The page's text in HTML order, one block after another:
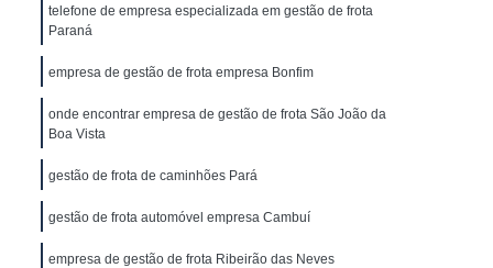
Gerenciamento de Frota Caminhões
Gerenciamento de Frota de Carros
Gerenciamento de Frota de Veículos
Frota e Transportes
em Coleta de Resíduos
Gerenciamento de Frota Minas Gerais
Empresa de Gestão de Frota
telefone de empresa especializada em gestão de frota
Paraná
empresa de gestão de frota empresa Bonfim
onde encontrar empresa de gestão de frota São João da
Boa Vista
gestão de frota de caminhões Pará
gestão de frota automóvel empresa Cambuí
empresa de gestão de frota Ribeirão das Neves